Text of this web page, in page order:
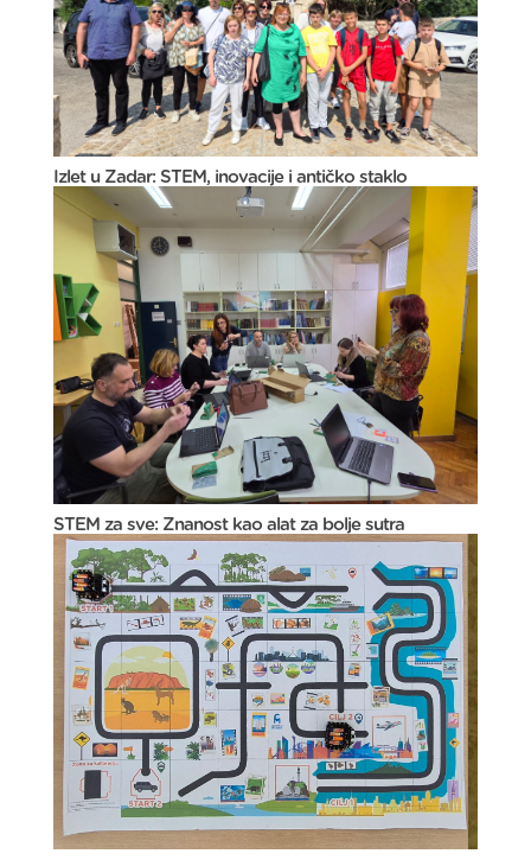
Izlet u Zadar: STEM, inovacije i antičko staklo
STEM za sve: Znanost kao alat za bolje sutra